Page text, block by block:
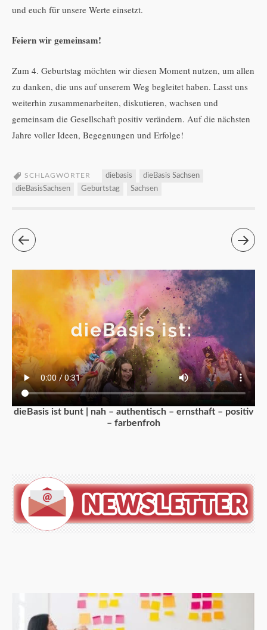
und euch für unsere Werte einsetzt.
Feiern wir gemeinsam!
Zum 4. Geburtstag möchten wir diesen Moment nutzen, um allen
zu danken, die uns auf unserem Weg begleitet haben. Lasst uns
weiterhin zusammenarbeiten, diskutieren, wachsen und
gemeinsam die Gesellschaft positiv verändern. Auf die nächsten
Jahre voller Ideen, Begegnungen und Erfolge!
SCHLAGWÖRTER diebasis
dieBasis Sachsen
dieBasisSachsen
Geburtstag Sachsen
dieBasis ist bunt | nah – authentisch – ernsthaft – positiv
– farbenfroh